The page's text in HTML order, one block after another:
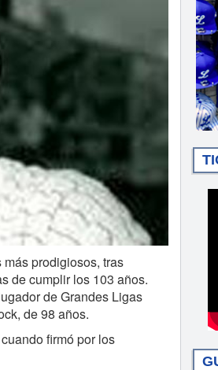
prodigiosos, tras
de cumplir los 103 años.
de Grandes Ligas
de 98 años.
firmó por los